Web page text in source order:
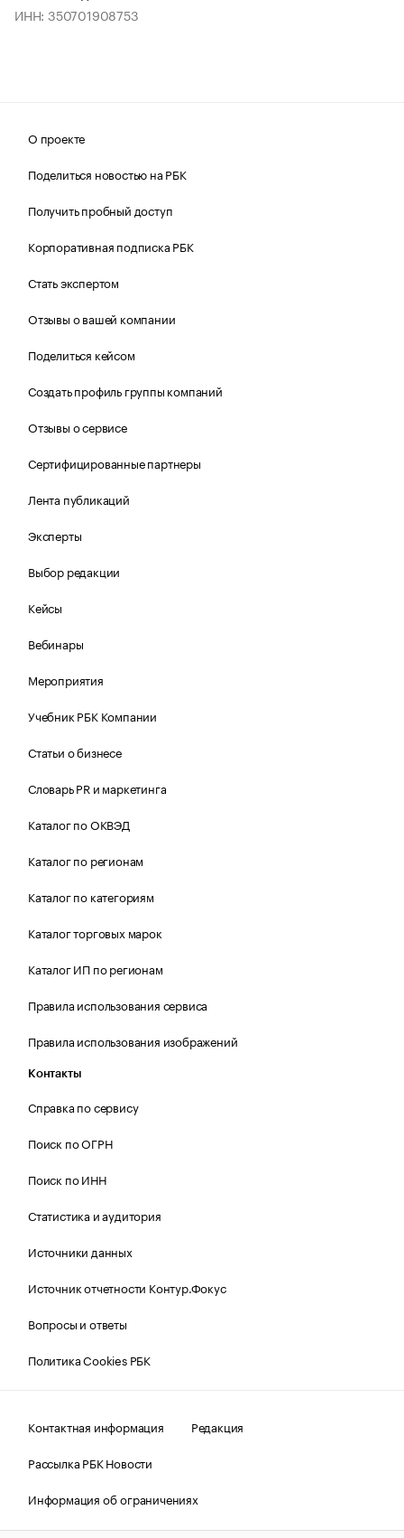
ИНН: 350701908753
О проекте
Поделиться новостью на РБК
Получить пробный доступ
Корпоративная подписка РБК
Стать экспертом
Отзывы о вашей компании
Поделиться кейсом
Создать профиль группы компаний
Отзывы о сервисе
Сертифицированные партнеры
Лента публикаций
Эксперты
Выбор редакции
Кейсы
Вебинары
Мероприятия
Учебник РБК Компании
Статьи о бизнесе
Словарь PR и маркетинга
Каталог по ОКВЭД
Каталог по регионам
Каталог по категориям
Каталог торговых марок
Каталог ИП по регионам
Правила использования сервиса
Правила использования изображений
Контакты
Справка по сервису
Поиск по ОГРН
Поиск по ИНН
Статистика и аудитория
Источники данных
Источник отчетности Контур.Фокус
Вопросы и ответы
Политика Cookies РБК
Контактная информация
Редакция
Рассылка РБК Новости
Информация об ограничениях